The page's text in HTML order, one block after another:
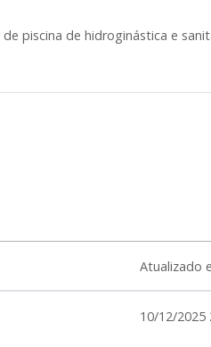
piscina de hidroginástica e
Atualizado
10/12/2025